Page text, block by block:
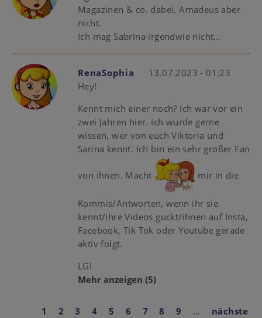
Magazinen & co. dabei, Amadeus aber
nicht.
Ich mag Sabrina irgendwie nicht…
RenaSophia
13.07.2023 - 01:23
Hey!
Kennt mich einer noch? Ich war vor ein
zwei Jahren hier. Ich würde gerne
wissen, wer von euch Viktoria und
Sarina kennt. Ich bin ein sehr großer Fan
von ihnen. Macht mir in die
Kommis/Antworten, wenn ihr sie
kennt/ihre Videos guckt/ihnen auf Insta,
Facebook, Tik Tok oder Youtube gerade
aktiv folgt.
LG!
Mehr anzeigen (5)
Aktuelle
1 Page
2 Page
3 Page
4 Page
5 Page
6 Page
7 Page
8 Page
9 …
Nächste
nächste